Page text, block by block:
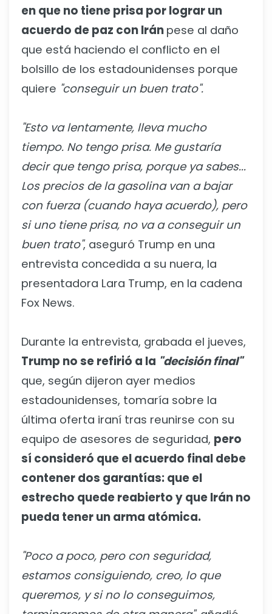
en que no tiene prisa por lograr un
acuerdo de paz con Irán pese al daño
que está haciendo el conflicto en el
bolsillo de los estadounidenses porque
quiere "conseguir un buen trato".
"Esto va lentamente, lleva mucho
tiempo. No tengo prisa. Me gustaría
decir que tengo prisa, porque ya sabes...
Los precios de la gasolina van a bajar
con fuerza (cuando haya acuerdo), pero
si uno tiene prisa, no va a conseguir un
buen trato", aseguró Trump en una
entrevista concedida a su nuera, la
presentadora Lara Trump, en la cadena
Fox News.
Durante la entrevista, grabada el jueves,
Trump no se refirió a la "decisión final"
que, según dijeron ayer medios
estadounidenses, tomaría sobre la
última oferta iraní tras reunirse con su
equipo de asesores de seguridad, pero
sí consideró que el acuerdo final debe
contener dos garantías: que el
estrecho quede reabierto y que Irán no
pueda tener un arma atómica.
"Poco a poco, pero con seguridad,
estamos consiguiendo, creo, lo que
queremos, y si no lo conseguimos,